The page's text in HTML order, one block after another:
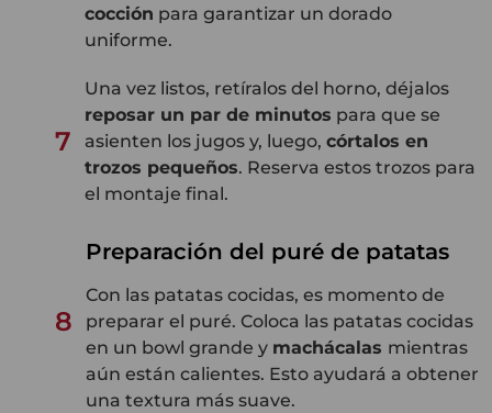
cocción para garantizar un dorado
uniforme.
7
Una vez listos, retíralos del horno, déjalos
reposar un par de minutos para que se
asienten los jugos y, luego, córtalos en
trozos pequeños. Reserva estos trozos para
el montaje final.
8
Preparación del puré de patatas
Con las patatas cocidas, es momento de
preparar el puré. Coloca las patatas cocidas
en un bowl grande y machácalas mientras
aún están calientes. Esto ayudará a obtener
una textura más suave.